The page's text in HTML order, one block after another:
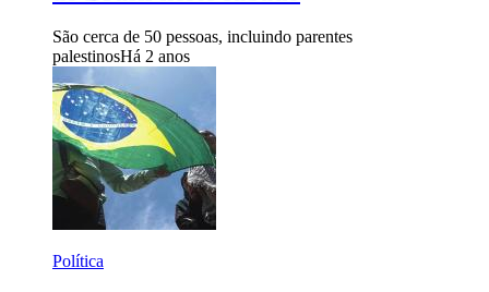
São cerca de 50 pessoas, incluindo parentes
palestinosHá 2 anos
Política